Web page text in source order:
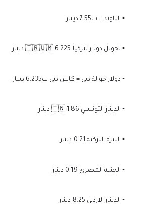
▪️ الباوند = ب7.55 دينار
▪️ تحويل دولار لتركيا 🇹🇷🇺🇲 6.225 دينار
▪️ دولار حوالة دبي = كاش دبي ب6.235 دينار
▪️ الدينار التونسي 🇹🇳 1.86 دينار
▪️ الليرة التركية 0.21 دينار
▪️ الجنيه المصري 0.19 دينار
▪️ الدينار الاردني 8.25 دينار